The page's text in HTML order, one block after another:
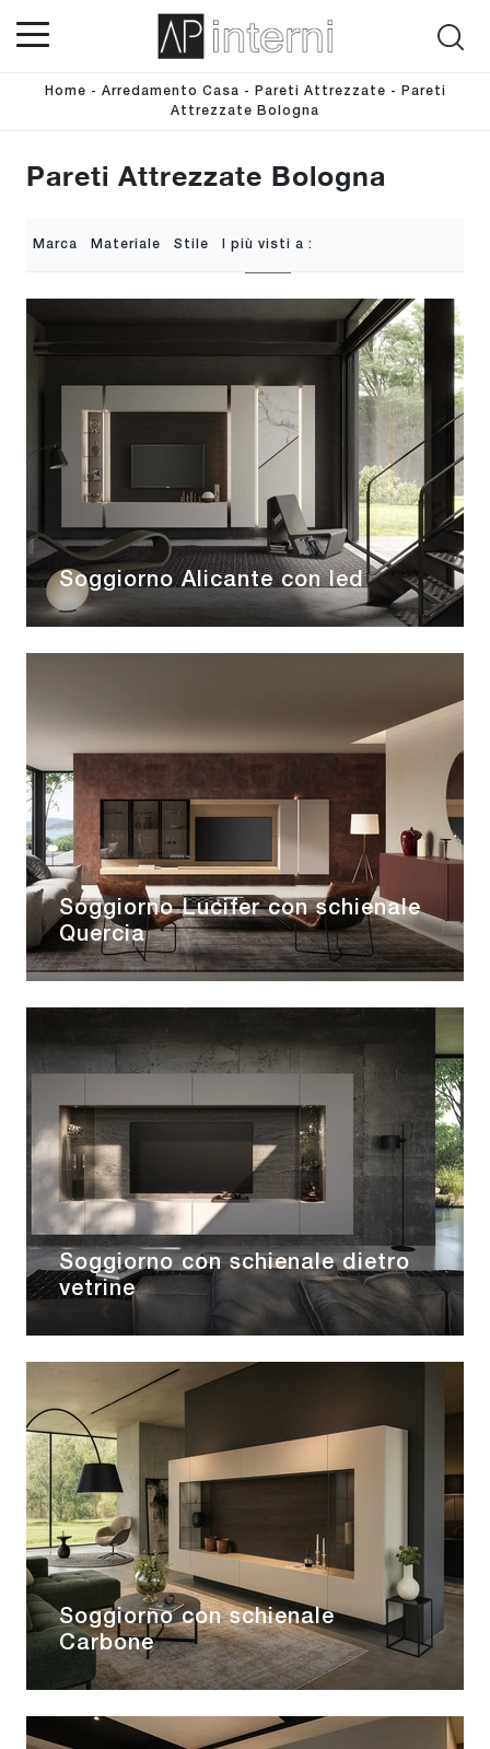
Home - Arredamento Casa - Pareti Attrezzate -
Pareti
Attrezzate Bologna
Pareti Attrezzate Bologna
Marca Materiale Stile I più visti a :
Soggiorno Alicante con led
Soggiorno Lucifer con schienale
Quercia
Soggiorno con schienale dietro
vetrine
Soggiorno con schienale
Carbone